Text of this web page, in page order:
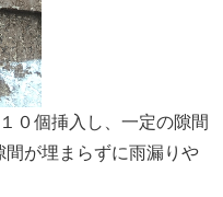
０個挿入し、一定の隙間
間が埋まらずに雨漏りや